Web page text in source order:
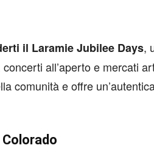
il Laramie Jubilee Days,
all’aperto e mercati
comunità e offre